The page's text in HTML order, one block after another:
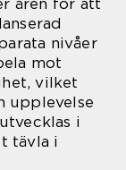
åren för att
nivåer
mot
vilket
upplevelse
i
tävla i